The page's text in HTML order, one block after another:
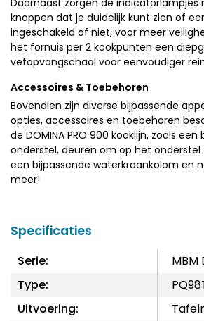
knoppen dat je duidelijk kunt zien of
ingeschakeld of niet, voor meer
het fornuis per 2 kookpunten een
vetopvangschaal voor eenvoudiger
Accessoires & Toebehoren
Bovendien zijn diverse bijpassende
opties, accessoires en toebehoren
de DOMINA PRO 900 kooklijn, zoals een
onderstel, deuren om op het
een bijpassende waterkraankolom en
meer!
Specificaties
Serie:
MBM
Type:
Uitvoering: